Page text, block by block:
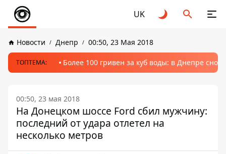
UK
Новости Днепр 00:50, 23 Мая 2018
ТОПТЕМА: Более 100 гривен за куб воды: в Днепре
00:50, 23 мая 2018
На Донецком шоссе Ford сбил мужчину:
последний от удара отлетел на
несколько метров